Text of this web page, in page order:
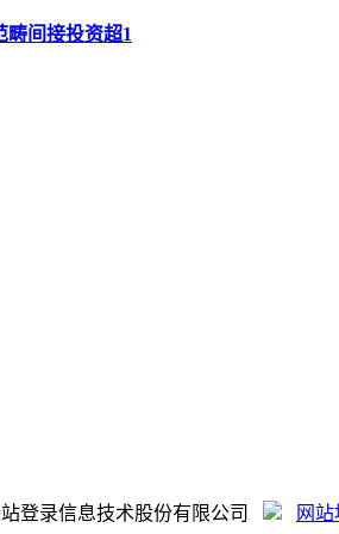
畴间接投资超1
登录信息技术股份有限公司 网